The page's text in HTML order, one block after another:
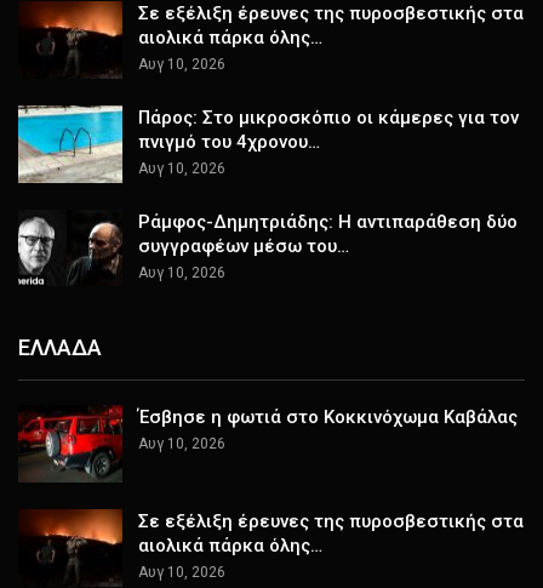
Σε εξέλιξη έρευνες της πυροσβεστικής στα
αιολικά πάρκα όλης…
Αυγ 10, 2026
Πάρος: Στο μικροσκόπιο οι κάμερες για τον
πνιγμό του 4χρονου…
Αυγ 10, 2026
Ράμφος-Δημητριάδης: Η αντιπαράθεση δύο
συγγραφέων μέσω του…
Αυγ 10, 2026
ΕΛΛΑΔΑ
Έσβησε η φωτιά στο Κοκκινόχωμα Καβάλας
Αυγ 10, 2026
Σε εξέλιξη έρευνες της πυροσβεστικής στα
αιολικά πάρκα όλης…
Αυγ 10, 2026